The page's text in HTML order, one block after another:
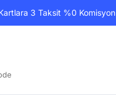
3 Taksit %0 Komisyon